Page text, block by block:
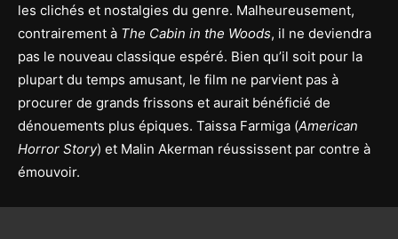
les clichés et nostalgies du genre. Malheureusement,
contrairement à The Cabin in the Woods, il ne deviendra
pas le nouveau classique espéré. Bien qu’il soit pour la
plupart du temps amusant, le film ne parvient pas à
procurer de grands frissons et aurait bénéficié de
dénouements plus épiques. Taissa Farmiga (American
Horror Story) et Malin Akerman réussissent par contre à
émouvoir.